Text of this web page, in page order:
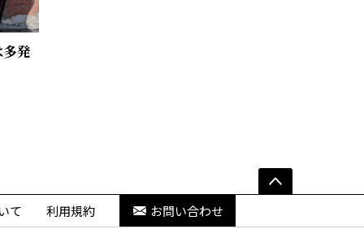
発
て 利用規約 お問い合わせ